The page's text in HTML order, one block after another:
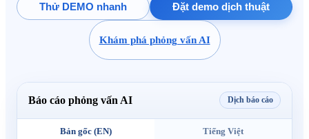
Thử DEMO nhanh Đặt demo dịch thuật
Khám phá phỏng vấn AI
Báo cáo phỏng vấn AI Dịch báo cáo
Bản gốc (EN) Tiếng Việt